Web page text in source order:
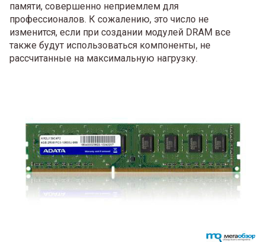
памяти, совершенно неприемлем для
профессионалов. К сожалению, это число не
изменится, если при создании модулей DRAM все
также будут использоваться компоненты, не
рассчитанные на максимальную нагрузку.